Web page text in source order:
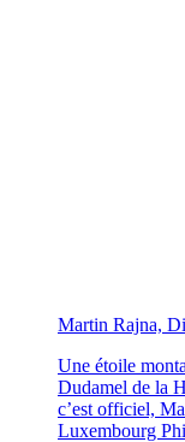
Martin Rajna,
Une étoile
Dudamel de la
c’est officiel,
Luxembourg